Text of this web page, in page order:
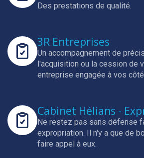
Des prestations de qualité.
3R Entreprises
Un accompagnement de
l'acquisition ou la cession de
entreprise engagée à vos
Cabinet Hélians -
Ne restez pas sans défense
expropriation. Il n'y a que de
faire appel à eux.